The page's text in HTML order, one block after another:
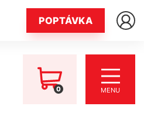
POPTÁVKA
0 MENU